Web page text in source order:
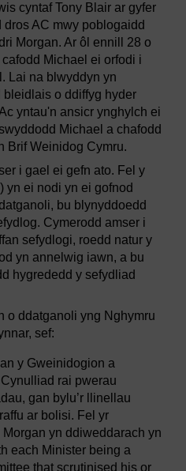
cyntaf Tony Blair ar gyfer
AC mwy poblogaidd
Morgan. Ar ôl ennill 28 o
Michael ei orfodi i
Lai na blwyddyn yn
o ddiffyg hyder
yntau'n ansicr ynghylch ei
Michael a chafodd
Brif Weinidog Cymru.
i gael ei gefn ato. Fel y
yn ei nodi yn ei gofnod
bu blynyddoedd
Cymerodd amser i
sefydlogi, roedd natur y
yn annelwig iawn, a bu
hygrededd y sefydliad
o ddatganoli yng Nghymru
sef:
y Gweinidogion a
rai pwerau
gan bylu’r llinellau
ar bolisi. Fel yr
yn ddiweddarach yn
each Minister being a
that scrutinised his or